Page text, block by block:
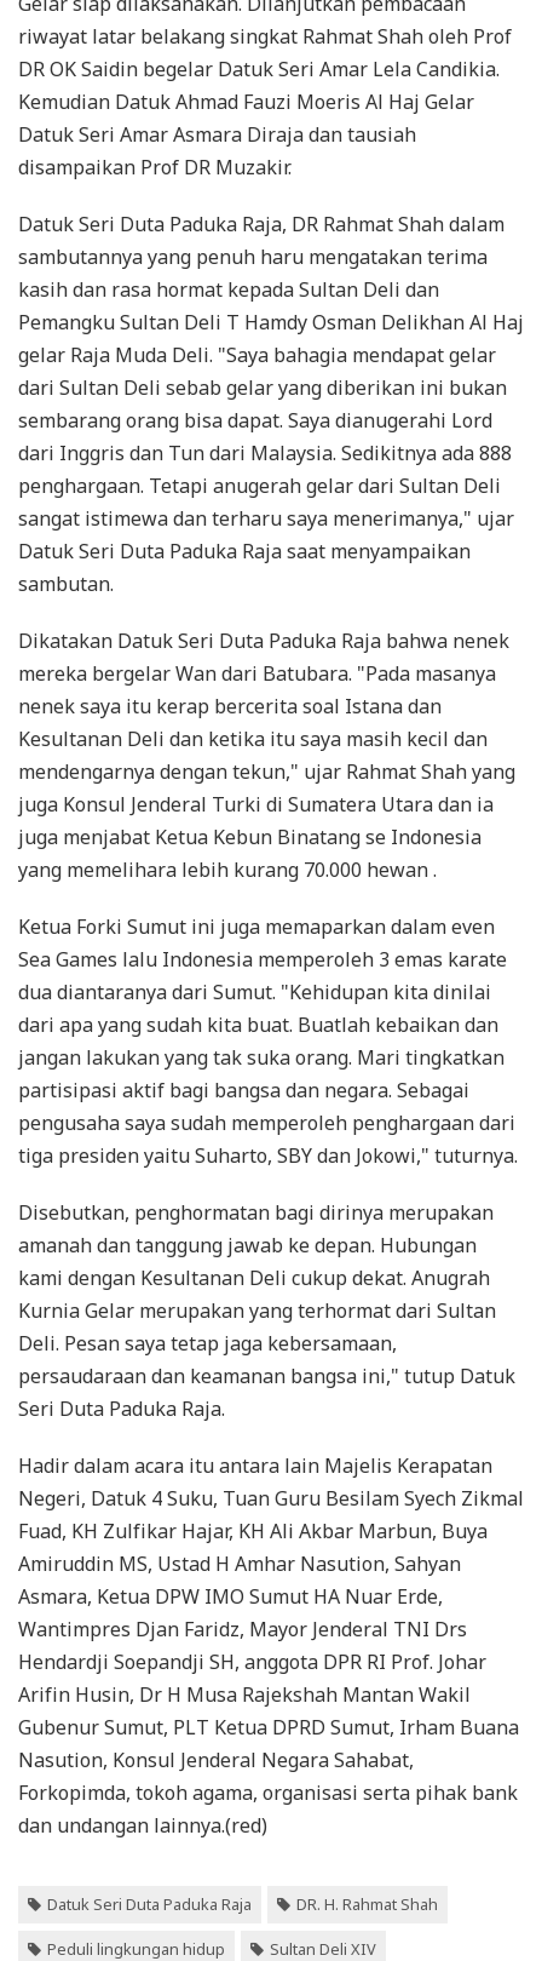
riwayat latar belakang singkat Rahmat Shah oleh Prof
DR OK Saidin begelar Datuk Seri Amar Lela Candikia.
Kemudian Datuk Ahmad Fauzi Moeris Al Haj Gelar
Datuk Seri Amar Asmara Diraja dan tausiah
disampaikan Prof DR Muzakir.
Datuk Seri Duta Paduka Raja, DR Rahmat Shah dalam
sambutannya yang penuh haru mengatakan terima
kasih dan rasa hormat kepada Sultan Deli dan
Pemangku Sultan Deli T Hamdy Osman Delikhan Al Haj
gelar Raja Muda Deli. "Saya bahagia mendapat gelar
dari Sultan Deli sebab gelar yang diberikan ini bukan
sembarang orang bisa dapat. Saya dianugerahi Lord
dari Inggris dan Tun dari Malaysia. Sedikitnya ada 888
penghargaan. Tetapi anugerah gelar dari Sultan Deli
sangat istimewa dan terharu saya menerimanya," ujar
Datuk Seri Duta Paduka Raja saat menyampaikan
sambutan.
Dikatakan Datuk Seri Duta Paduka Raja bahwa nenek
mereka bergelar Wan dari Batubara. "Pada masanya
nenek saya itu kerap bercerita soal Istana dan
Kesultanan Deli dan ketika itu saya masih kecil dan
mendengarnya dengan tekun," ujar Rahmat Shah yang
juga Konsul Jenderal Turki di Sumatera Utara dan ia
juga menjabat Ketua Kebun Binatang se Indonesia
yang memelihara lebih kurang 70.000 hewan .
Ketua Forki Sumut ini juga memaparkan dalam even
Sea Games lalu Indonesia memperoleh 3 emas karate
dua diantaranya dari Sumut. "Kehidupan kita dinilai
dari apa yang sudah kita buat. Buatlah kebaikan dan
jangan lakukan yang tak suka orang. Mari tingkatkan
partisipasi aktif bagi bangsa dan negara. Sebagai
pengusaha saya sudah memperoleh penghargaan dari
tiga presiden yaitu Suharto, SBY dan Jokowi," tuturnya.
Disebutkan, penghormatan bagi dirinya merupakan
amanah dan tanggung jawab ke depan. Hubungan
kami dengan Kesultanan Deli cukup dekat. Anugrah
Kurnia Gelar merupakan yang terhormat dari Sultan
Deli. Pesan saya tetap jaga kebersamaan,
persaudaraan dan keamanan bangsa ini," tutup Datuk
Seri Duta Paduka Raja.
Hadir dalam acara itu antara lain Majelis Kerapatan
Negeri, Datuk 4 Suku, Tuan Guru Besilam Syech Zikmal
Fuad, KH Zulfikar Hajar, KH Ali Akbar Marbun, Buya
Amiruddin MS, Ustad H Amhar Nasution, Sahyan
Asmara, Ketua DPW IMO Sumut HA Nuar Erde,
Wantimpres Djan Faridz, Mayor Jenderal TNI Drs
Hendardji Soepandji SH, anggota DPR RI Prof. Johar
Arifin Husin, Dr H Musa Rajekshah Mantan Wakil
Gubenur Sumut, PLT Ketua DPRD Sumut, Irham Buana
Nasution, Konsul Jenderal Negara Sahabat,
Forkopimda, tokoh agama, organisasi serta pihak bank
dan undangan lainnya.(red)
Datuk Seri Duta Paduka Raja DR. H. Rahmat Shah
Peduli lingkungan hidup Sultan Deli XIV